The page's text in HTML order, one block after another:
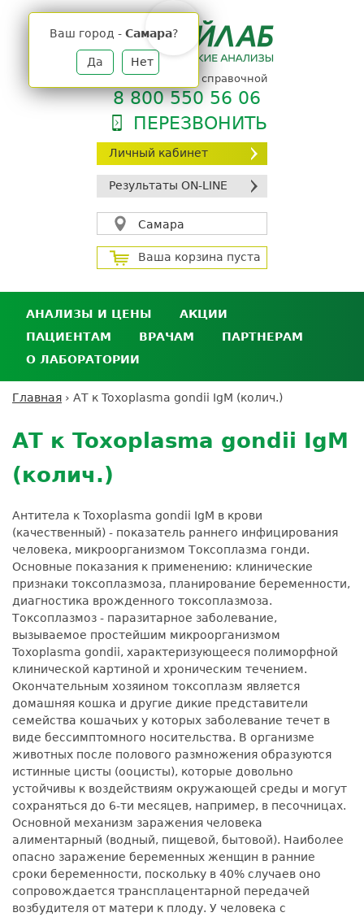
Личный кабинет
Результаты ON-LINE
Самара
Ваш город - Самара?
Да Нет
Ваша корзина пуста
телефон единой справочной
8 800 550 56 06
ПЕРЕЗВОНИТЬ
АНАЛИЗЫ И ЦЕНЫ
Анализы и цены
Где сдать анализы
Выезд на дом
Расшифровка анализов
АКЦИИ
ПАЦИЕНТАМ
Личный кабинет пациента
Дисконтная программа
Обратная связь
Усиление профилактических мер для
безопасности пациентов
Налоговый вычет
ВРАЧАМ
Сотрудничество
лабораторию
ПАРТНЕРАМ
кабинет
партнёра
Экскурсия в
О ЛАБОРАТОРИИ
Вакансии
Документы
здесь
Главная › АТ к Toxoplasma gondii IgМ (колич.)
to
top
АТ к Toxoplasma gondii IgМ
(колич.)
Антитела к Toxoplasma gondii IgM в крови
(качественный) - показатель раннего инфицирования
человека, микроорганизмом Токсоплазма гонди.
Основные показания к применению: клинические
признаки токсоплазмоза, планирование беременности,
диагностика врожденного токсоплазмоза.
Токсоплазмоз - паразитарное заболевание,
вызываемое простейшим микроорганизмом
Toxoplasma gondii, характеризующееся полиморфной
клинической картиной и хроническим течением.
Окончательным хозяином токсоплазм является
домашняя кошка и другие дикие представители
семейства кошачьих у которых заболевание течет в
виде бессимптомного носительства. В организме
животных после полового размножения образуются
истинные цисты (ооцисты), которые довольно
устойчивы к воздействиям окружающей среды и могут
сохраняться до 6-ти месяцев, например, в песочницах.
Основной механизм заражения человека
алиментарный (водный, пищевой, бытовой). Наиболее
опасно заражение беременных женщин в ранние
сроки беременности, поскольку в 40% случаев оно
сопровождается трансплацентарной передачей
возбудителя от матери к плоду. У человека с